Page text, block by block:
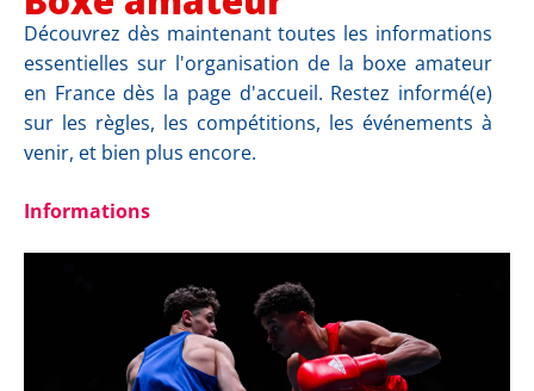
Découvrez dès maintenant toutes les informations
essentielles sur l'organisation de la boxe amateur
en France dès la page d'accueil. Restez informé(e)
sur les règles, les compétitions, les événements à
venir, et bien plus encore.
Informations